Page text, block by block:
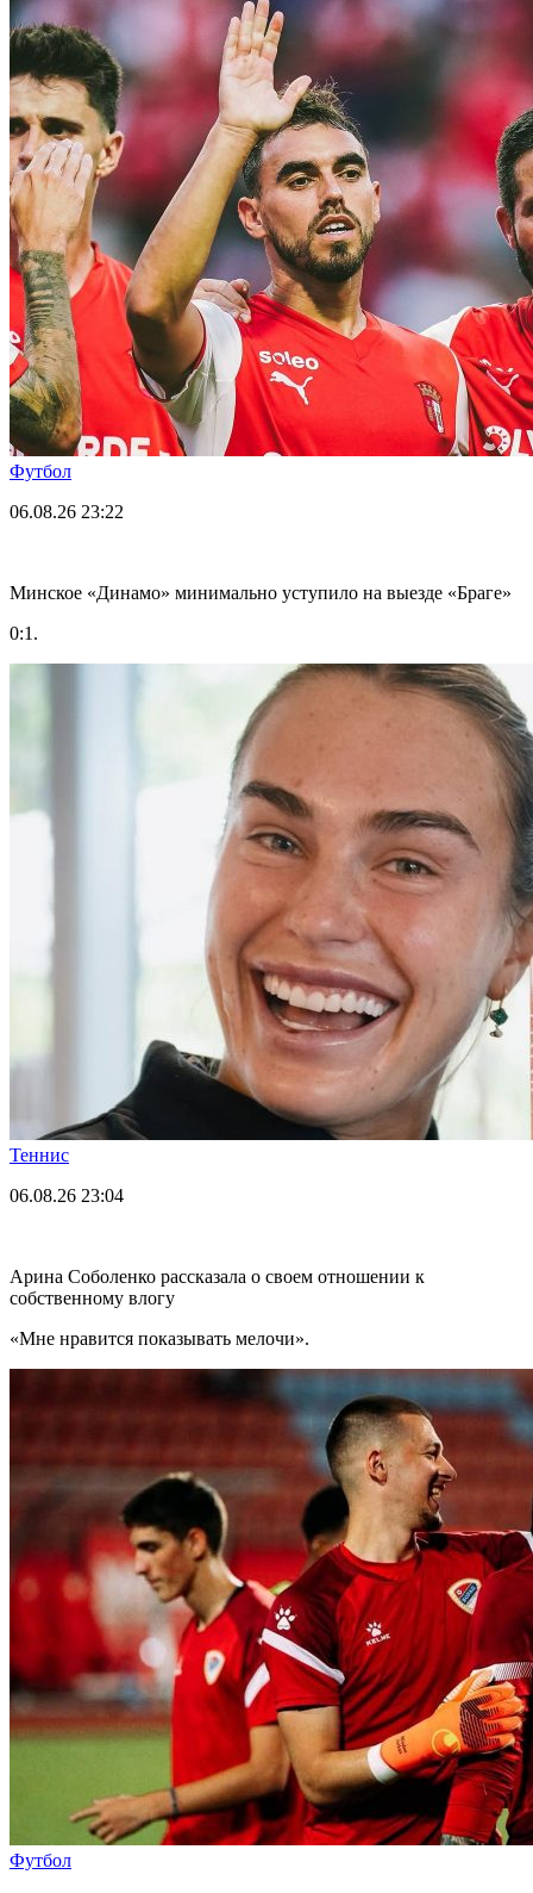
Футбол
06.08.26 23:22
Минское «Динамо» минимально уступило на выезде «Браге»
0:1.
Теннис
06.08.26 23:04
Арина Соболенко рассказала о своем отношении к
собственному влогу
«Мне нравится показывать мелочи».
Футбол